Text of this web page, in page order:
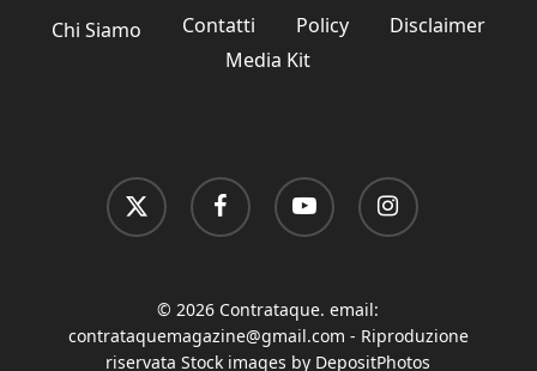
Chi Siamo Contatti Policy
Disclaimer
Media Kit
x-
twitter
facebook youtube instagram
© 2026 Contrataque. email:
contrataquemagazine@gmail.com - Riproduzione
riservata Stock images by DepositPhotos